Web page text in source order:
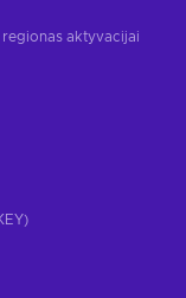
aktyvacijai